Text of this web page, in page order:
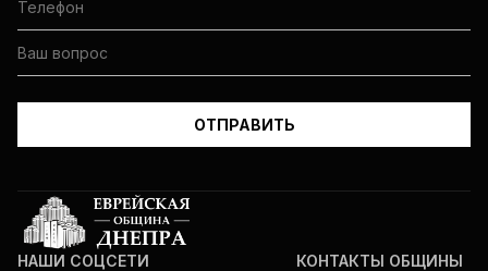
НАШИ СОЦСЕТИ
КОНТАКТЫ ОБЩИНЫ